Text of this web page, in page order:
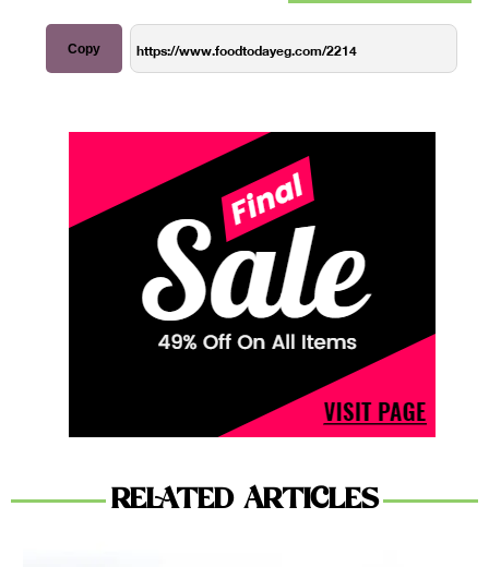
Copy
RELATED ARTICLES